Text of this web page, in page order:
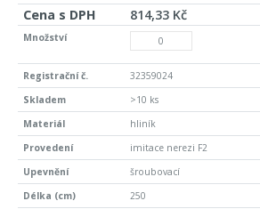
814,33 Kč
32359024
>10 ks
hliník
imitace nerezi F2
šroubovací
250